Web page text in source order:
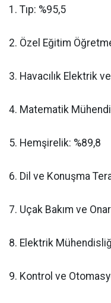
​1. Tıp: %95,5
​2. Özel Eğitim
​3. Havacılık Elektrik
​4. Matematik
​5. Hemşirelik: %89,8
​6. Dil ve Konuşma
​7. Uçak Bakım ve
​8. Elektrik
​9. Kontrol ve